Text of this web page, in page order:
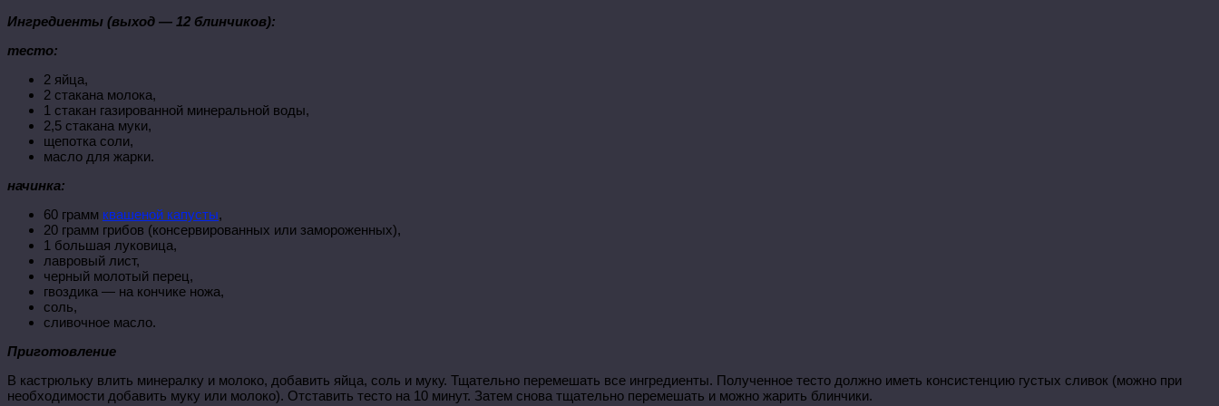
Ингредиенты (выход — 12 блинчиков):
тесто:
2 яйца,
2 стакана молока,
1 стакан газированной минеральной воды,
2,5 стакана муки,
щепотка соли,
масло для жарки.
начинка:
60 грамм квашеной капусты,
20 грамм грибов (консервированных или замороженных),
1 большая луковица,
лавровый лист,
черный молотый перец,
гвоздика — на кончике ножа,
соль,
сливочное масло.
Приготовление
В кастрюльку влить минералку и молоко, добавить яйца, соль и муку. Тщательно перемешать все ингредиенты. Полученное тесто должно иметь консистенцию густых сливок (можно при
необходимости добавить муку или молоко). Отставить тесто на 10 минут. Затем снова тщательно перемешать и можно жарить блинчики.